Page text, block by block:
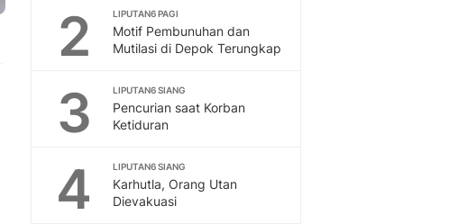
2 LIPUTAN6 PAGI
Motif Pembunuhan dan
Mutilasi di Depok Terungkap
3 LIPUTAN6 SIANG
Pencurian saat Korban
Ketiduran
4 LIPUTAN6 SIANG
Karhutla, Orang Utan
Dievakuasi